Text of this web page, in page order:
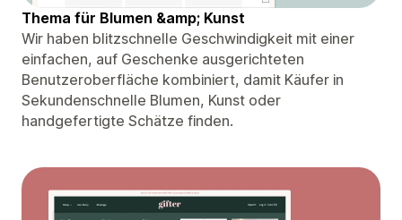
Thema für Blumen &amp; Kunst
Wir haben blitzschnelle Geschwindigkeit mit einer
einfachen, auf Geschenke ausgerichteten
Benutzeroberfläche kombiniert, damit Käufer in
Sekundenschnelle Blumen, Kunst oder
handgefertigte Schätze finden.